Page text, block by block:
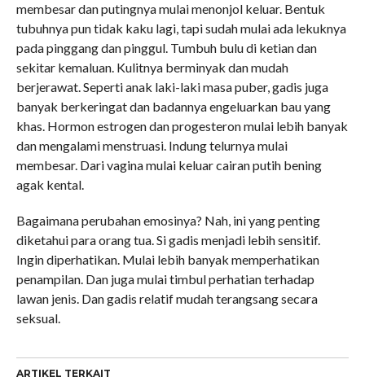
membesar dan putingnya mulai menonjol keluar. Bentuk
tubuhnya pun tidak kaku lagi, tapi sudah mulai ada lekuknya
pada pinggang dan pinggul. Tumbuh bulu di ketian dan
sekitar kemaluan. Kulitnya berminyak dan mudah
berjerawat. Seperti anak laki-laki masa puber, gadis juga
banyak berkeringat dan badannya engeluarkan bau yang
khas. Hormon estrogen dan progesteron mulai lebih banyak
dan mengalami menstruasi. Indung telurnya mulai
membesar. Dari vagina mulai keluar cairan putih bening
agak kental.
Bagaimana perubahan emosinya? Nah, ini yang penting
diketahui para orang tua. Si gadis menjadi lebih sensitif.
Ingin diperhatikan. Mulai lebih banyak memperhatikan
penampilan. Dan juga mulai timbul perhatian terhadap
lawan jenis. Dan gadis relatif mudah terangsang secara
seksual.
ARTIKEL TERKAIT